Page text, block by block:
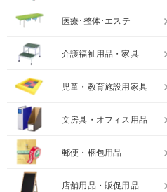
医療･整体･エステ
介護福祉用品・家具
児童・教育施設用家具
文房具・オフィス用品
郵便・梱包用品
店舗用品・販促用品